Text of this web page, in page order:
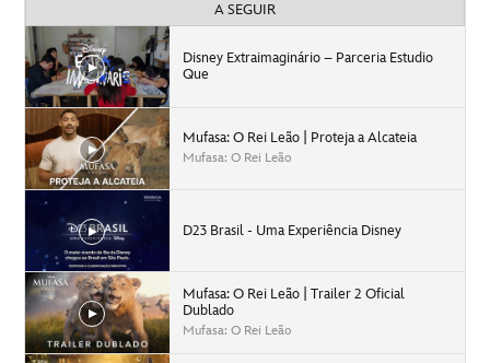
A SEGUIR
Disney Extraimaginário – Parceria Estudio
Que
Mufasa: O Rei Leão | Proteja a Alcateia
Mufasa: O Rei Leão
D23 Brasil - Uma Experiência Disney
Mufasa: O Rei Leão | Trailer 2 Oficial
Dublado
Mufasa: O Rei Leão